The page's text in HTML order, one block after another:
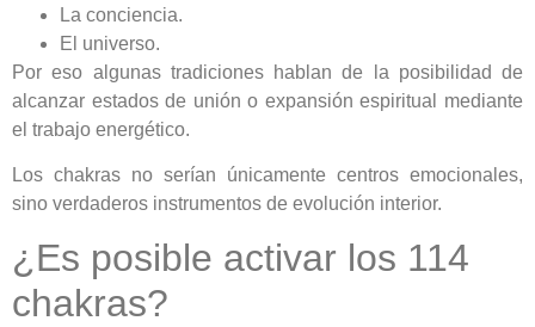
La conciencia.
El universo.
Por eso algunas tradiciones hablan de la posibilidad de
alcanzar estados de unión o expansión espiritual mediante
el trabajo energético.
Los chakras no serían únicamente centros emocionales,
sino verdaderos instrumentos de evolución interior.
¿Es posible activar los 114
chakras?